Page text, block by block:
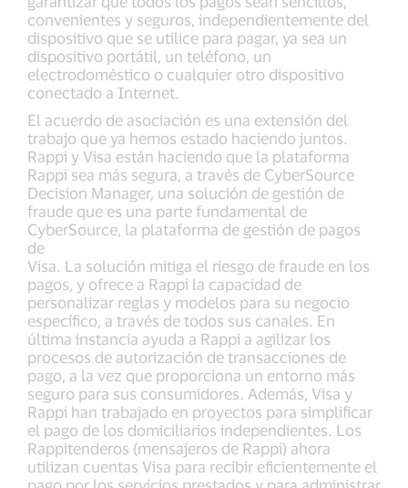
convenientes y seguros, independientemente del
dispositivo que se utilice para pagar, ya sea un
dispositivo portátil, un teléfono, un
electrodoméstico o cualquier otro dispositivo
conectado a Internet.
El acuerdo de asociación es una extensión del
trabajo que ya hemos estado haciendo juntos.
Rappi y Visa están haciendo que la plataforma
Rappi sea más segura, a través de CyberSource
Decision Manager, una solución de gestión de
fraude que es una parte fundamental de
CyberSource, la plataforma de gestión de pagos
de
Visa. La solución mitiga el riesgo de fraude en los
pagos, y ofrece a Rappi la capacidad de
personalizar reglas y modelos para su negocio
específico, a través de todos sus canales. En
última instancia ayuda a Rappi a agilizar los
procesos de autorización de transacciones de
pago, a la vez que proporciona un entorno más
seguro para sus consumidores. Además, Visa y
Rappi han trabajado en proyectos para simplificar
el pago de los domiciliarios independientes. Los
Rappitenderos (mensajeros de Rappi) ahora
utilizan cuentas Visa para recibir eficientemente el